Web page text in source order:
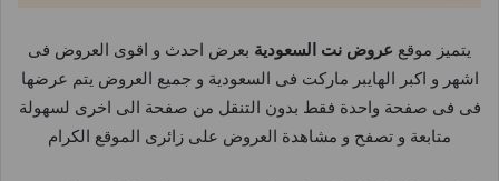
يتميز موقع عروض نت السعودية بعرض احدث و اقوى العروض فى
اشهر و اكبر الهايبر ماركت فى السعودية و جميع العروض يتم عرضها
فى فى صفحة واحدة فقط بدون التنقل من صفحة الى اخرى لسهولة
متابعة و تصفح و مشاهدة العروض على زائرى الموقع الكرام